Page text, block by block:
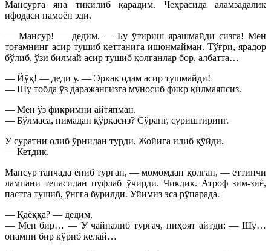
Мансурга яна тикилиб қарадим. Чеҳрасида аламзадалик
ифодаси намоён эди.
— Мансур! — дедим. — Бу ўтириш ярашмайди сизга! Мен
тоғамнинг асир тушиб кеттанига ишонмайман. Тўғри, ярадор
бўлиб, ўзи билмай асир тушиб қолганлар бор, албатта…
— Йўқ! — деди у. — Эркак одам асир тушмайди!
— Шу тобда ўз даражангизга муносиб фикр қилмаяпсиз.
— Мен ўз фикримни айтяпман.
— Бўлмаса, нимадан қўрқасиз? Сўранг, суриштиринг.
У суратни олиб ўрнидан турди. Жойига илиб қўйди.
— Кетдик.
Мансур танчада ёниб турган, — момомдан қолган, — еттинчи
лампани тепасидан пуфлаб ўчирди. Чикдик. Атроф зим-зиё,
пастга тушиб, ўнгга бурилди. Уйимиз эса рўпарада.
— Қаёққа? — дедим.
— Мен бир… — У чайналиб тургач, ниҳоят айтди: — Шу…
опамни бир кўриб келай…